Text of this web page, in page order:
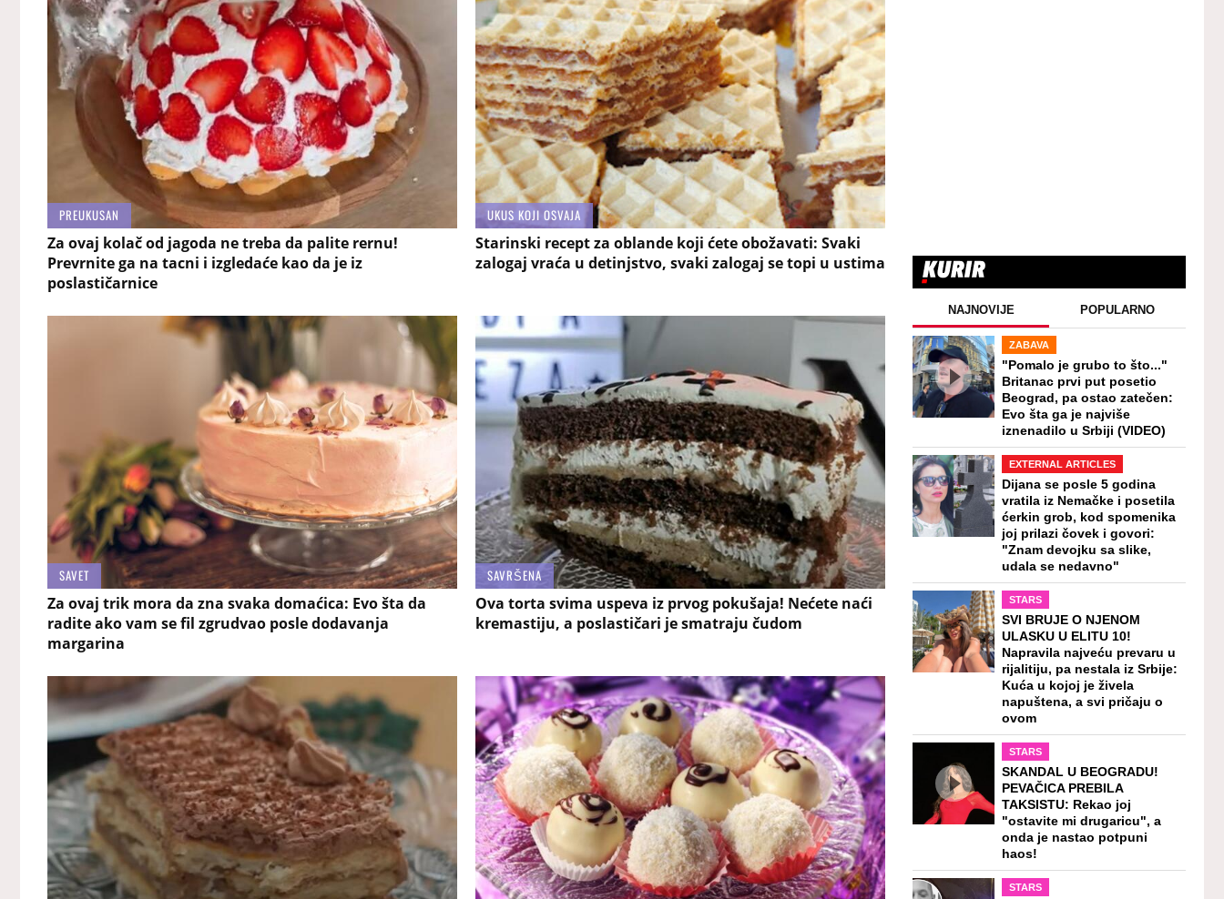
PREUKUSAN
Za ovaj kolač od jagoda ne treba da palite rernu!
Prevrnite ga na tacni i izgledaće kao da je iz
poslastičarnice
UKUS KOJI OSVAJA
Starinski recept za oblande koji ćete obožavati: Svaki
zalogaj vraća u detinjstvo, svaki zalogaj se topi u ustima
SAVET
Za ovaj trik mora da zna svaka domaćica: Evo šta da
radite ako vam se fil zgrudvao posle dodavanja
margarina
SAVRŠENA
Ova torta svima uspeva iz prvog pokušaja! Nećete naći
kremastiju, a poslastičari je smatraju čudom
NAJNOVIJE POPULARNO
ZABAVA
"Pomalo je grubo to što..."
Britanac prvi put posetio
Beograd, pa ostao zatečen:
Evo šta ga je najviše
iznenadilo u Srbiji (VIDEO)
EXTERNAL ARTICLES
Dijana se posle 5 godina
vratila iz Nemačke i posetila
ćerkin grob, kod spomenika
joj prilazi čovek i govori:
"Znam devojku sa slike,
udala se nedavno"
STARS
SVI BRUJE O NJENOM
ULASKU U ELITU 10!
Napravila najveću prevaru u
rijalitiju, pa nestala iz Srbije:
Kuća u kojoj je živela
napuštena, a svi pričaju o
ovom
STARS
SKANDAL U BEOGRADU!
PEVAČICA PREBILA
TAKSISTU: Rekao joj
"ostavite mi drugaricu", a
onda je nastao potpuni
haos!
STARS